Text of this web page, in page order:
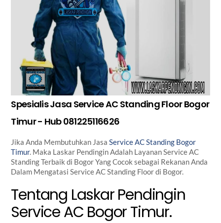
Spesialis Jasa Service AC Standing Floor Bogor
Timur - Hub 081225116626
Jika Anda Membutuhkan JasaService AC Standing Bogor
Timur. Maka Laskar Pendingin Adalah Layanan Service AC
Standing Terbaik di Bogor Yang Cocok sebagai Rekanan Anda
Dalam Mengatasi Service AC Standing Floor di Bogor.
Tentang Laskar Pendingin
Service AC Bogor Timur.